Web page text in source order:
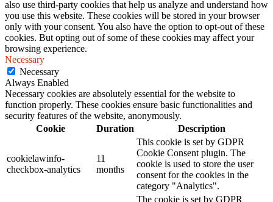
also use third-party cookies that help us analyze and understand how
you use this website. These cookies will be stored in your browser
only with your consent. You also have the option to opt-out of these
cookies. But opting out of some of these cookies may affect your
browsing experience.
Necessary
Necessary
Always Enabled
Necessary cookies are absolutely essential for the website to
function properly. These cookies ensure basic functionalities and
security features of the website, anonymously.
Cookie
Duration Description
cookielawinfo-
checkbox-analytics
11
months
This cookie is set by GDPR
Cookie Consent plugin. The
cookie is used to store the user
consent for the cookies in the
category "Analytics".
The cookie is set by GDPR